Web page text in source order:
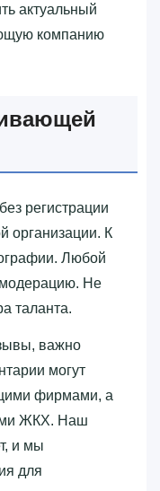
актуальный
компанию
регистрации
организации. К
Любой
модерацию. Не
таланта.
важно
могут
фирмами, а
ЖКХ. Наш
и мы
для